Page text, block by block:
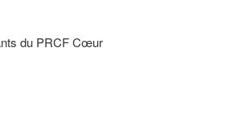
du PRCF Cœur